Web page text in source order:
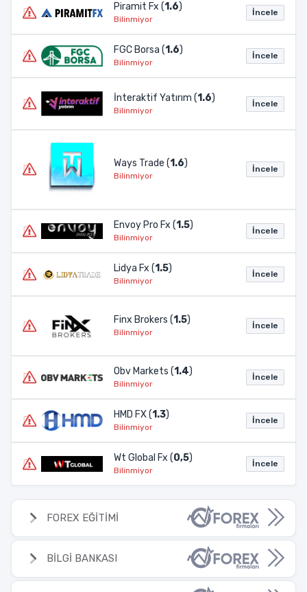
Piramit Fx (1.6)
Bilinmiyor
İncele
FGC Borsa (1.6)
Bilinmiyor
İncele
İnteraktif Yatırım (1.6)
Bilinmiyor
İncele
Ways Trade (1.6)
Bilinmiyor
İncele
Envoy Pro Fx (1.5)
Bilinmiyor
İncele
Lidya Fx (1.5)
Bilinmiyor
İncele
Finx Brokers (1.5)
Bilinmiyor
İncele
Obv Markets (1.4)
Bilinmiyor
İncele
HMD FX (1.3)
Bilinmiyor
İncele
Wt Global Fx (0,5)
Bilinmiyor
İncele
FOREX EĞİTİMİ
BİLGİ BANKASI